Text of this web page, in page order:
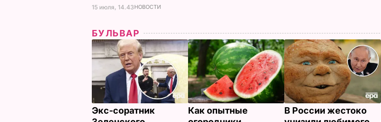
15 июля, 14.43НОВОСТИ
БУЛЬВАР
Экс-соратник
Как опытные
В России жестоко